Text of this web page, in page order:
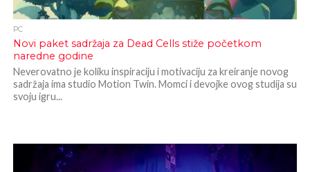
PC
Novi paket sadržaja za Dead Cells stiže početkom
naredne godine
Neverovatno je koliku inspiraciju i motivaciju za kreiranje novog
sadržaja ima studio Motion Twin. Momci i devojke ovog studija su
svoju igru...